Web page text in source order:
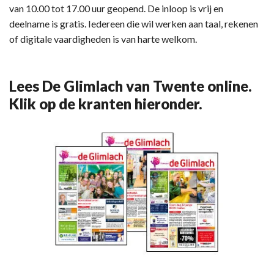
van 10.00 tot 17.00 uur geopend. De inloop is vrij en
deelname is gratis. Iedereen die wil werken aan taal, rekenen
of digitale vaardigheden is van harte welkom.
Lees De Glimlach van Twente online.
Klik op de kranten hieronder.